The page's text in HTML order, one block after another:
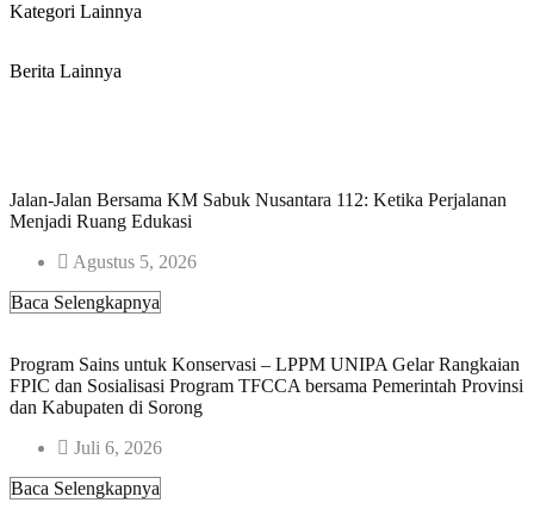
Kategori Lainnya
Berita Lainnya
Jalan-Jalan Bersama KM Sabuk Nusantara 112: Ketika Perjalanan
Menjadi Ruang Edukasi ​
Agustus 5, 2026
Baca Selengkapnya
Program Sains untuk Konservasi – LPPM UNIPA Gelar Rangkaian
FPIC dan Sosialisasi Program TFCCA bersama Pemerintah Provinsi
dan Kabupaten di Sorong
Juli 6, 2026
Baca Selengkapnya